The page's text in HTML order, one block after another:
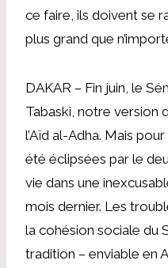
ce faire, ils doivent se
plus grand que
DAKAR – Fin juin, le
Tabaski, notre version
l’Aïd al-Adha. Mais
été éclipsées par le
vie dans une
mois dernier. Les
la cohésion sociale du
tradition – enviable en